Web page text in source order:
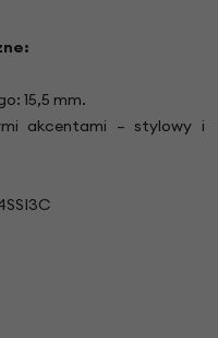
15,5 mm.
akcentami – stylowy i